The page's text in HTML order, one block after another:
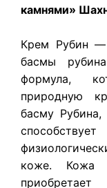
камнями»
Крем Рубин —
басмы
формула,
природную
басму
коже. Кожа
приобретает